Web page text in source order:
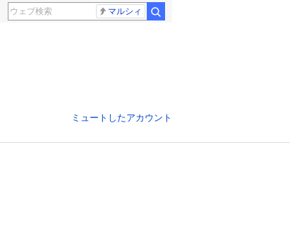
マルシィ
ミュートしたアカウント